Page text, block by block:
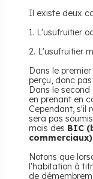
Il existe deux
1. L'usufruitier
2. L'usufruitier
Dans le
perçu, donc
Dans le
en prenant en
Cependant, s'il
sera pas
mais des BIC
commerciaux)
Notons que
l'habitation à
de